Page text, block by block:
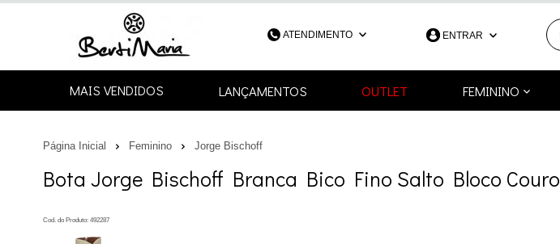
ATENDIMENTO
(48) 3052-4390
48991253418
ENTRAR
MAIS VENDIDOS LANÇAMENTOS OUTLET FEMININO
Página Inicial Feminino Jorge Bischoff
Bota Jorge Bischoff Branca Bico Fino Salto Bloco Couro
Cod. do Produto: 492287